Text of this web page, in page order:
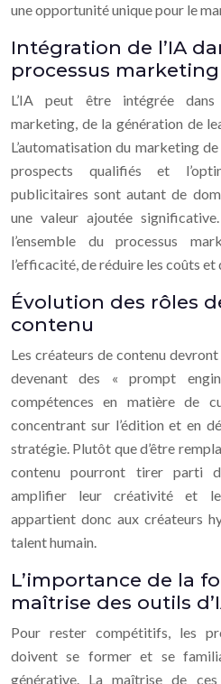
une opportunité unique pour le
Intégration de l’IA
processus marketing
L’IA peut être intégrée dans
marketing, de la génération de
L’automatisation du marketing
prospects qualifiés et
publicitaires sont autant de
une valeur ajoutée
l’ensemble du processus
l’efficacité, de réduire les coûts
Évolution des rôles
contenu
Les créateurs de contenu devront
devenant des « prompt
compétences en matière de
concentrant sur l’édition et en
stratégie. Plutôt que d’être
contenu pourront tirer parti
amplifier leur créativité et
appartient donc aux créateurs
talent humain.
L’importance de la
maîtrise des outils
Pour rester compétitifs, les
doivent se former et se
générative. La maîtrise de